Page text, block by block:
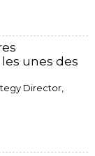
unes des
Director,